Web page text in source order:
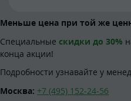
Меньше цена при той же
Специальные скидки до 30%
конца акции!
Подробности узнавайте у
Москва: +7 (495) 152-24-56